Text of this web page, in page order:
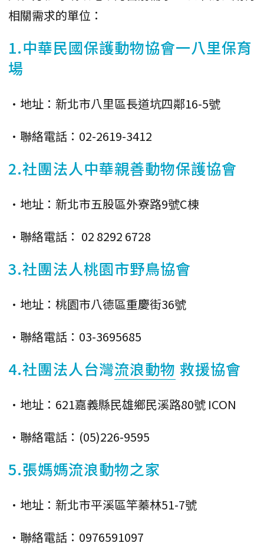
相關需求的單位：
1.中華民國保護動物協會一八里保育
場
•地址：新北市八里區長道坑四鄰16-5號
•聯絡電話：02-2619-3412
2.社團法人中華親善動物保護協會
•地址：新北市五股區外寮路9號C棟
•聯絡電話： 02 8292 6728
3.社團法人桃園市野鳥協會
•地址：桃園市八德區重慶街36號
•聯絡電話：03-3695685
4.社團法人台灣流浪動物 救援協會
•地址：621嘉義縣民雄鄉民溪路80號 ICON
•聯絡電話：(05)226-9595
5.張媽媽流浪動物之家
•地址：新北市平溪區竿蓁林51-7號
•聯絡電話：0976591097